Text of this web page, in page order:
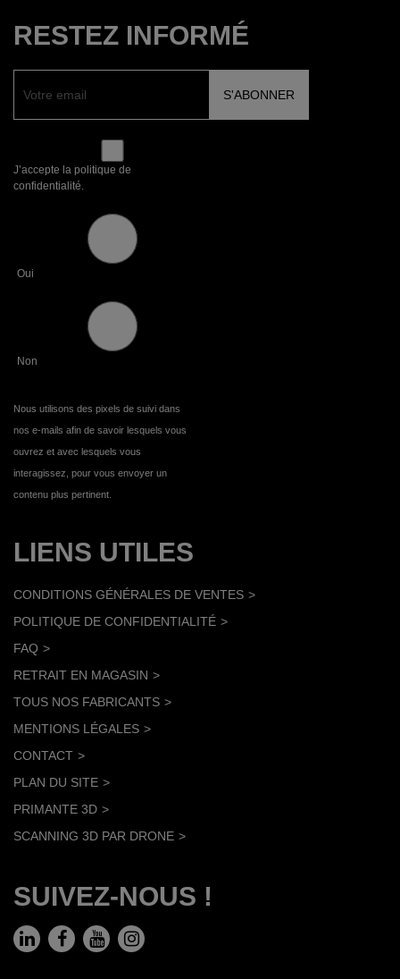
RESTEZ INFORMÉ
J’accepte la politique de
confidentialité.
Oui
Non
Nous utilisons des pixels de suivi dans
nos e-mails afin de savoir lesquels vous
ouvrez et avec lesquels vous
interagissez, pour vous envoyer un
contenu plus pertinent.
LIENS UTILES
CONDITIONS GÉNÉRALES DE VENTES
POLITIQUE DE CONFIDENTIALITÉ
FAQ
RETRAIT EN MAGASIN
TOUS NOS FABRICANTS
MENTIONS LÉGALES
CONTACT
PLAN DU SITE
PRIMANTE 3D
SCANNING 3D PAR DRONE
SUIVEZ-NOUS !